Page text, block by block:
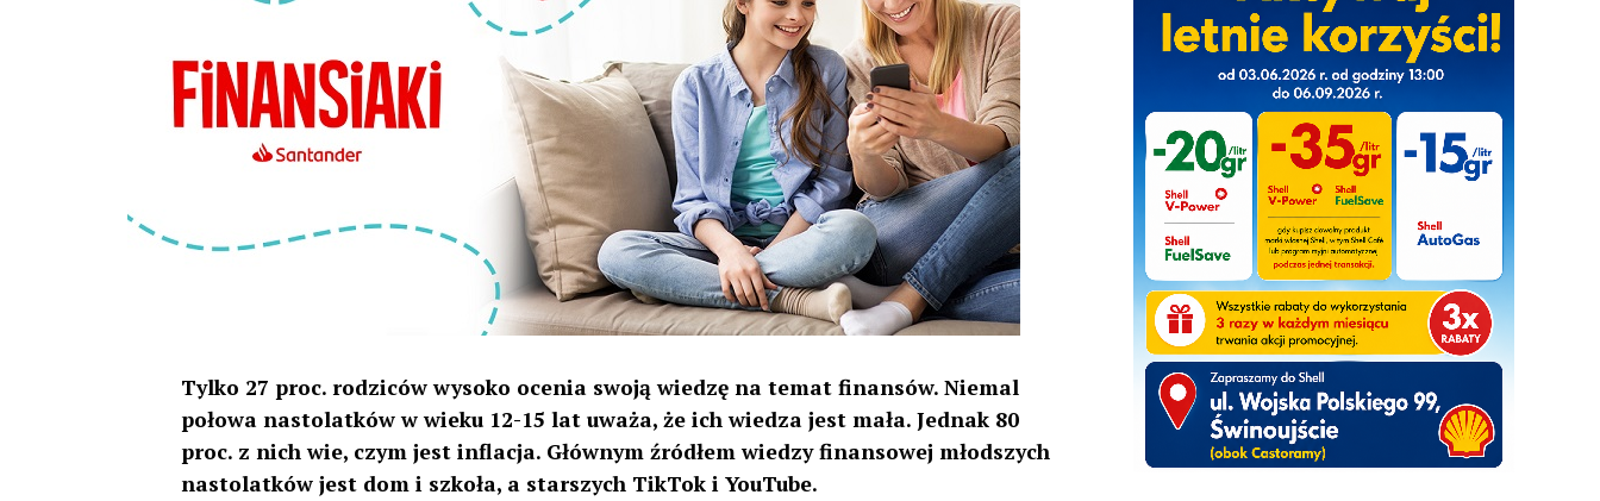
Tylko 27 proc. rodziców wysoko ocenia swoją wiedzę na temat finansów. Niemal
połowa nastolatków w wieku 12-15 lat uważa, że ich wiedza jest mała. Jednak 80
proc. z nich wie, czym jest inflacja. Głównym źródłem wiedzy finansowej młodszych
nastolatków jest dom i szkoła, a starszych TikTok i YouTube.